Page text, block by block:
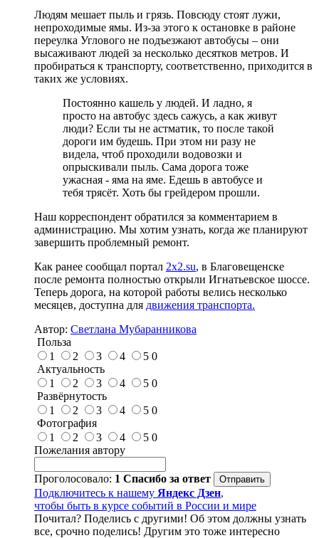
Людям мешает пыль и грязь. Повсюду стоят лужи,
непроходимые ямы. Из-за этого к остановке в районе
переулка Углового не подъезжают автобусы – они
высаживают людей за несколько десятков метров. И
пробираться к транспорту, соответственно, приходится в
таких же условиях.
Постоянно кашель у людей. И ладно, я
просто на автобус здесь сажусь, а как живут
люди? Если ты не астматик, то после такой
дороги им будешь. При этом ни разу не
видела, чтоб проходили водовозки и
опрыскивали пыль. Сама дорога тоже
ужасная - яма на яме. Едешь в автобусе и
тебя трясёт. Хоть бы грейдером прошли.
Наш корреспондент обратился за комментарием в
администрацию. Мы хотим узнать, когда же планируют
завершить проблемный ремонт.
Как ранее сообщал портал 2x2.su, в Благовещенске
после ремонта полностью открыли Игнатьевское шоссе.
Теперь дорога, на которой работы велись несколько
месяцев, доступна для движения транспорта.
Автор: Светлана Мубаранникова
Польза
1
2 3 4 5 0
Актуальность
1
2 3 4 5 0
Развёрнутость
1
2 3 4 5 0
Фотография
1
2 3 4 5 0
Пожелания автору
Проголосовало: 1 Спасибо за ответ
Подключитесь к нашему Яндекс Дзен,
чтобы быть в курсе событий в России и мире
Почитал? Поделись с другими! Об этом должны узнать
все, срочно поделись! Другим это тоже интересно